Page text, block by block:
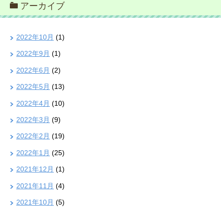
アーカイブ
2022年10月 (1)
2022年9月 (1)
2022年6月 (2)
2022年5月 (13)
2022年4月 (10)
2022年3月 (9)
2022年2月 (19)
2022年1月 (25)
2021年12月 (1)
2021年11月 (4)
2021年10月 (5)